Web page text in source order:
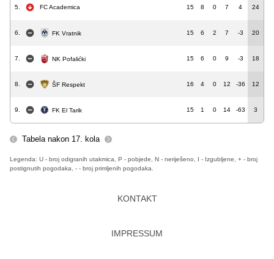
5. FC Academica 15 8 0 7 4 24
6. FK Vratnik 15 6 2 7 -3 20
7. NK Pofalićki 15 6 0 9 -3 18
8. ŠF Respekt 16 4 0 12 -36 12
9. FK El Tarik 15 1 0 14 -63 3
Tabela nakon 17. kola
Legenda: U - broj odigranih utakmica, P - pobjede, N - neriješeno, I - Izgubljene, + - broj
postignutih pogodaka, - - broj primljenih pogodaka.
KONTAKT
IMPRESSUM